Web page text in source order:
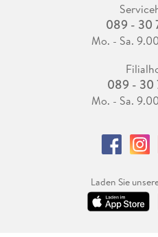
089 - 30
Mo. - Sa.
089 - 30
Mo. - Sa.
Laden Sie